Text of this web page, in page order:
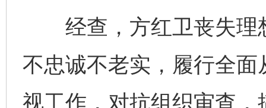
经查，方红卫丧失理
不忠诚不老实，履行全
视工作，对抗组织审查